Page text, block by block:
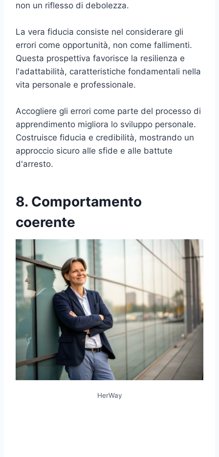
non un riflesso di debolezza.
La vera fiducia consiste nel considerare gli
errori come opportunità, non come fallimenti.
Questa prospettiva favorisce la resilienza e
l'adattabilità, caratteristiche fondamentali nella
vita personale e professionale.
Accogliere gli errori come parte del processo di
apprendimento migliora lo sviluppo personale.
Costruisce fiducia e credibilità, mostrando un
approccio sicuro alle sfide e alle battute
d'arresto.
8. Comportamento
coerente
HerWay